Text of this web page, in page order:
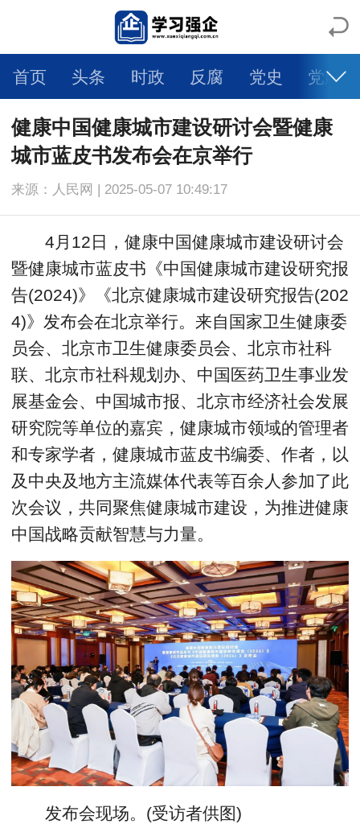
首页 头条 时政 反腐 党史 党建
人物 科学 社会 法治 文旅 体育
健康 生活 教育 舆情
自媒体 智库专家 大国交通 强企日记
乡村振兴 一带一路 环境保护 大有专区
学术论文
健康中国健康城市建设研讨会暨健康
城市蓝皮书发布会在京举行
来源：人民网 | 2025-05-07 10:49:17
4月12日，健康中国健康城市建设研讨会
暨健康城市蓝皮书《中国健康城市建设研究报
告(2024)》《北京健康城市建设研究报告(202
4)》发布会在北京举行。来自国家卫生健康委
员会、北京市卫生健康委员会、北京市社科
联、北京市社科规划办、中国医药卫生事业发
展基金会、中国城市报、北京市经济社会发展
研究院等单位的嘉宾，健康城市领域的管理者
和专家学者，健康城市蓝皮书编委、作者，以
及中央及地方主流媒体代表等百余人参加了此
次会议，共同聚焦健康城市建设，为推进健康
中国战略贡献智慧与力量。
发布会现场。(受访者供图)